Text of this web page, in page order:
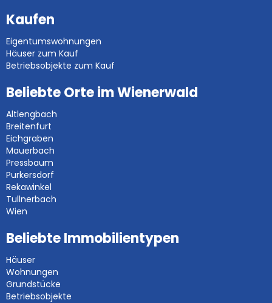
Kaufen
Eigentumswohnungen
Häuser zum Kauf
Betriebsobjekte zum Kauf
Beliebte Orte im Wienerwald
Altlengbach
Breitenfurt
Eichgraben
Mauerbach
Pressbaum
Purkersdorf
Rekawinkel
Tullnerbach
Wien
Beliebte Immobilientypen
Häuser
Wohnungen
Grundstücke
Betriebsobjekte